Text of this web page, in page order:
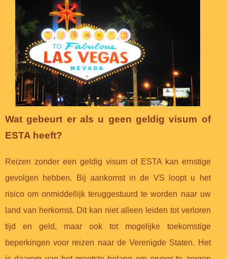
Wat gebeurt er als u geen geldig visum of
ESTA heeft?
Reizen zonder een geldig visum of ESTA kan ernstige
gevolgen hebben. Bij aankomst in de VS loopt u het
risico om onmiddellijk teruggestuurd te worden naar uw
land van herkomst. Dit kan niet alleen leiden tot verloren
tijd en geld, maar ook tot mogelijke toekomstige
beperkingen voor reizen naar de Verenigde Staten. Het